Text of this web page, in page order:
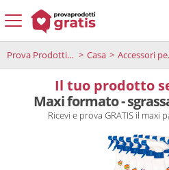
Prova Prodotti Gratis Casa Accessori per la pulizia
Il tuo prodotto
Maxi formato -
Ricevi e prova GRATIS il maxi